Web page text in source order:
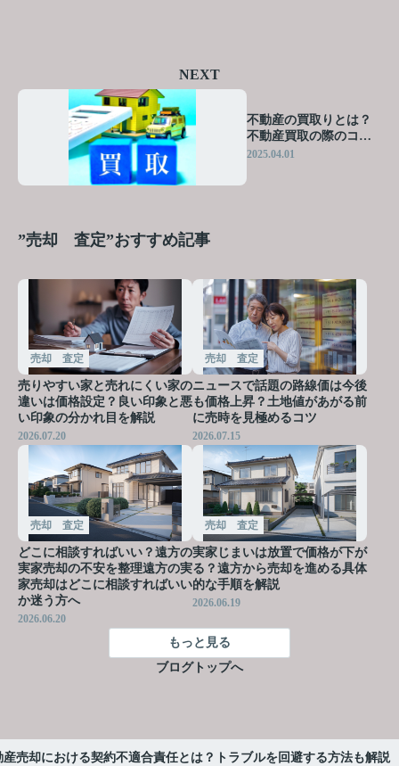
NEXT
不動産の買取りとは？
不動産買取の際のコツ
や注意点を解説
2025.04.01
”売却 査定”おすすめ記事
売却 査定
売りやすい家と売れにくい家の
違いは価格設定？良い印象と悪
い印象の分かれ目を解説
2026.07.20
売却 査定
ニュースで話題の路線価は今後
も価格上昇？土地値があがる前
に売時を見極めるコツ
2026.07.15
売却 査定
どこに相談すればいい？遠方の
実家売却の不安を整理遠方の実
家売却はどこに相談すればいい
か迷う方へ
2026.06.20
売却 査定
実家じまいは放置で価格が下が
る？遠方から売却を進める具体
的な手順を解説
2026.06.19
もっと見る
ブログトップへ
産売却における契約不適合責任とは？トラブルを回避する方法も解説